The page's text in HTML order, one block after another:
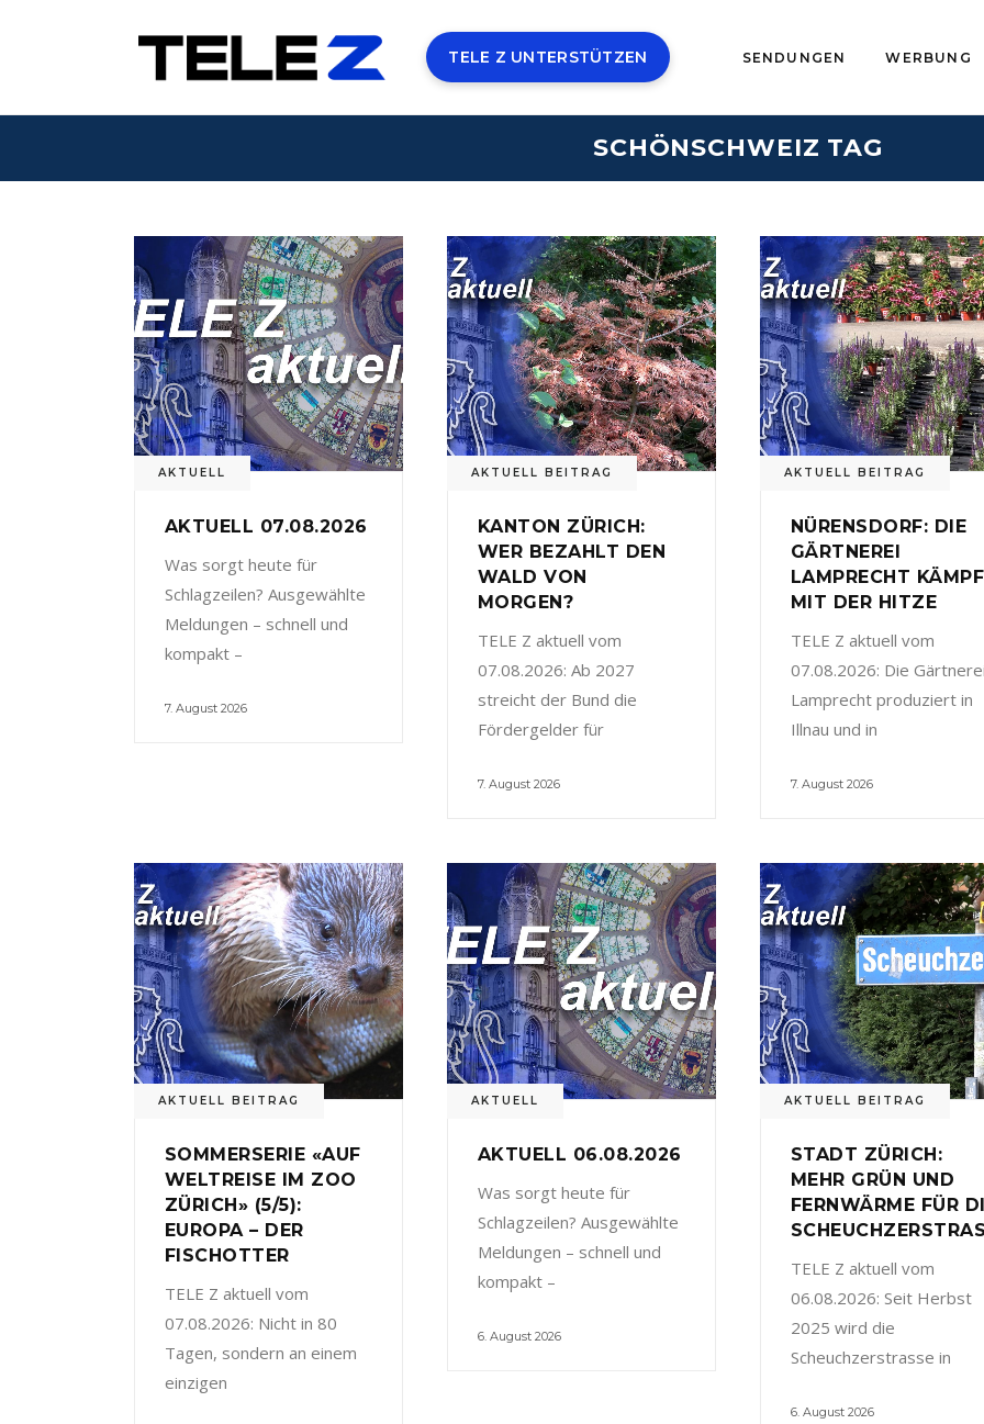
TELE Z UNTERSTÜTZEN SENDUNGEN WERBUNG
SCHÖNSCHWEIZ TAG
AKTUELL
AKTUELL 07.08.2026
Was sorgt heute für
Schlagzeilen? Ausgewählte
Meldungen – schnell und
kompakt –
7. August 2026
AKTUELL BEITRAG
KANTON ZÜRICH:
WER BEZAHLT DEN
WALD VON
MORGEN?
TELE Z aktuell vom
07.08.2026: Ab 2027
streicht der Bund die
Fördergelder für
7. August 2026
AKTUELL BEITRAG
NÜRENSDORF: DIE
GÄRTNEREI
LAMPRECHT
MIT DER HITZE
TELE Z aktuell vom
07.08.2026: Die
Lamprecht produziert in
Illnau und in
7. August 2026
AKTUELL BEITRAG
SOMMERSERIE «AUF
WELTREISE IM ZOO
ZÜRICH» (5/5):
EUROPA – DER
FISCHOTTER
TELE Z aktuell vom
07.08.2026: Nicht in 80
Tagen, sondern an einem
einzigen
AKTUELL
AKTUELL 06.08.2026
Was sorgt heute für
Schlagzeilen? Ausgewählte
Meldungen – schnell und
kompakt –
6. August 2026
AKTUELL BEITRAG
STADT ZÜRICH:
MEHR GRÜN UND
FERNWÄRME FÜR
TELE Z aktuell vom
06.08.2026: Seit Herbst
2025 wird die
Scheuchzerstrasse in
6. August 2026